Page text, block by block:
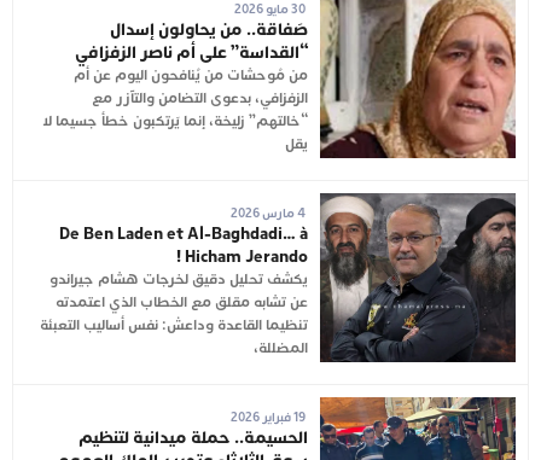
30 مايو 2026
صَفاقة.. من يحاولون إسدال
“القداسة” على أم ناصر الزفزافي
من مُوحشات من يُنافحون اليوم عن أم
الزفزافي، بدعوى التضامن والتآزر مع
“خالتهم” زليخة، إنما يَرتكبون خطأ جسيما لا
يقل
4 مارس 2026
De Ben Laden et Al-Baghdadi… à
Hicham Jerando !
يكشف تحليل دقيق لخرجات هشام جيراندو
عن تشابه مقلق مع الخطاب الذي اعتمدته
تنظيما القاعدة وداعش: نفس أساليب التعبئة
المضللة،
19 فبراير 2026
الحسيمة.. حملة ميدانية لتنظيم